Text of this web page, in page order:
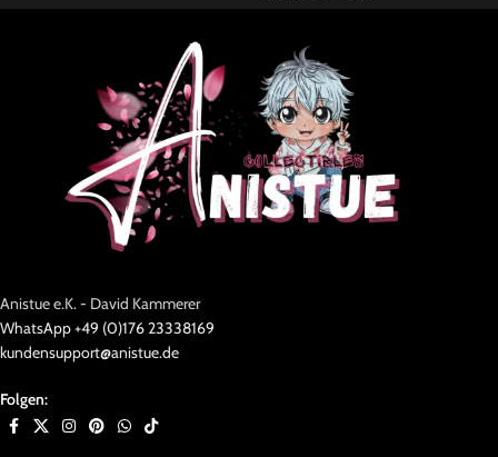
Anistue e.K. - David Kammerer
WhatsApp +49 (0)176 23338169
kundensupport@anistue.de
Folgen: